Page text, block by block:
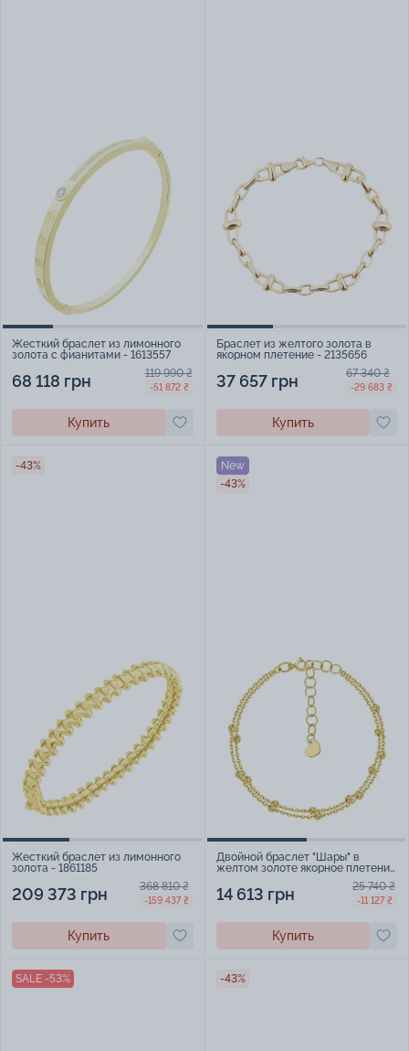
Жесткий браслет из лимонного
золота с фианитами - 1613557
68 118 грн 119 990 ₴
-51 872 ₴
Купить
Браслет из желтого золота в
якорном плетение - 2135656
37 657 грн 67 340 ₴
-29 683 ₴
Купить
-43%
Жесткий браслет из лимонного
золота - 1861185
209 373 грн 368 810 ₴
-159 437 ₴
Купить
New
-43%
Двойной браслет "Шары" в
желтом золоте якорное плетение
14 613 грн 25 740 ₴
-11 127 ₴
Купить
SALE -53% -43%